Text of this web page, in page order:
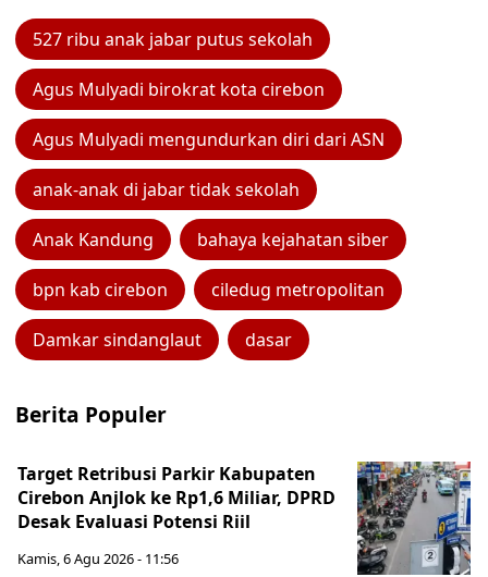
527 ribu anak jabar putus sekolah
Agus Mulyadi birokrat kota cirebon
Agus Mulyadi mengundurkan diri dari ASN
anak-anak di jabar tidak sekolah
Anak Kandung bahaya kejahatan siber
bpn kab cirebon ciledug metropolitan
Damkar sindanglaut dasar
Berita Populer
Target Retribusi Parkir Kabupaten
Cirebon Anjlok ke Rp1,6 Miliar, DPRD
Desak Evaluasi Potensi Riil
Kamis, 6 Agu 2026 - 11:56